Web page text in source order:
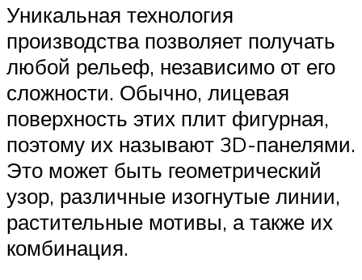
Уникальная технология
производства позволяет получать
любой рельеф, независимо от его
сложности. Обычно, лицевая
поверхность этих плит фигурная,
поэтому их называют 3D-панелями.
Это может быть геометрический
узор, различные изогнутые линии,
растительные мотивы, а также их
комбинация.